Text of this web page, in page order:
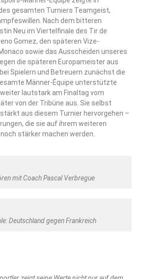
gesamten Turniers Teamgeist,
Nach dem bitteren
Neu im Viertelfinale des Tir de
Gomez, den späteren Vize-
sowie das Ausscheiden unseres
die späteren Europameister aus
Spielern und Betreuern zunächst die
Männer-Équipe unterstützte
lautstark am Finaltag vom
von der Tribüne aus. Sie selbst
aus diesem Turnier hervorgehen –
die sie auf ihrem weiteren
stärker machen werden.
mit Coach Pascal Verbregue
Deutschland gegen Frankreich